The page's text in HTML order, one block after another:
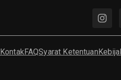
KontakFAQSyarat Ketentuan